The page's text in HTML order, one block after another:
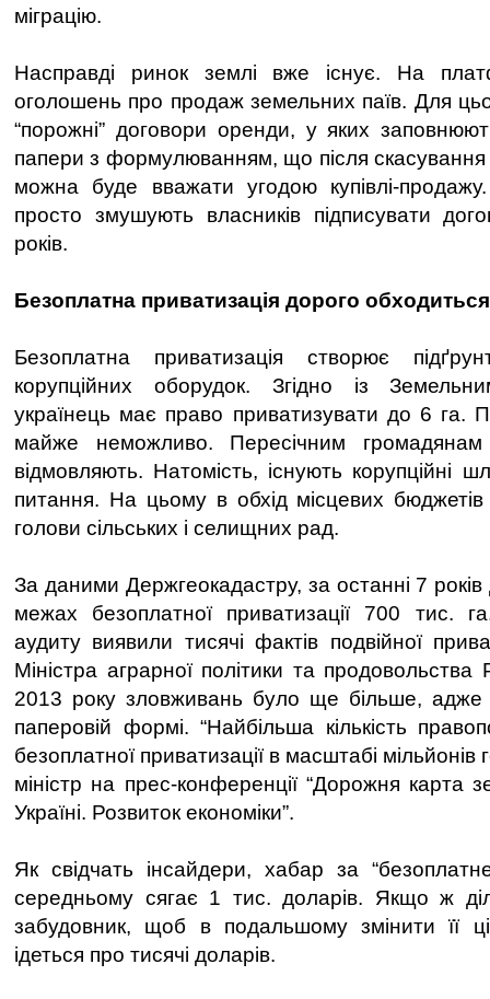
міграцію.
Насправді ринок землі вже існує. На
оголошень про продаж земельних паїв. Для
“порожні” договори оренди, у яких
папери з формулюванням, що після
можна буде вважати угодою купівлі-
просто змушують власників підписувати
років.
Безоплатна приватизація дорого
Безоплатна приватизація створює
корупційних оборудок. Згідно із
українець має право приватизувати до 6 га.
майже неможливо. Пересічним
відмовляють. Натомість, існують корупційні
питання. На цьому в обхід місцевих
голови сільських і селищних рад.
За даними Держгеокадастру, за останні 7
межах безоплатної приватизації 700 тис.
аудиту виявили тисячі фактів подвійної
Міністра аграрної політики та
2013 року зловживань було ще більше, адже
паперовій формі. “Найбільша кількість
безоплатної приватизації в масштабі мільйонів
міністр на прес-конференції “Дорожня карта
Україні. Розвиток економіки”.
Як свідчать інсайдери, хабар за
середньому сягає 1 тис. доларів. Якщо ж
забудовник, щоб в подальшому змінити її
ідеться про тисячі доларів.